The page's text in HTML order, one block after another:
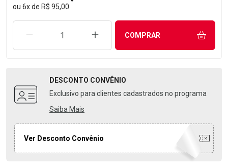
ou 6xde R$ 95,00
REMOVER UMA UNIDADEAUMENTAR UMA UNIDADE
COMPRAR
DESCONTO CONVÊNIO
Exclusivo para clientes cadastrados no programa
Saiba Mais
Ver Desconto Convênio